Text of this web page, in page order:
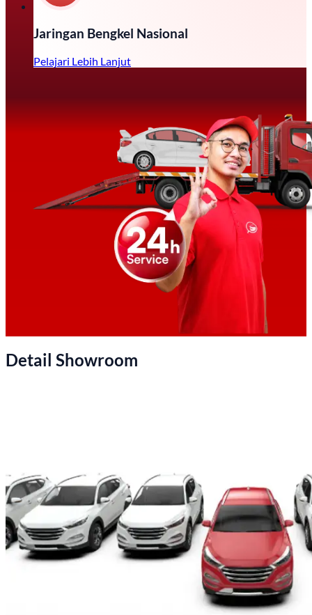
Jaringan Bengkel Nasional
Pelajari Lebih Lanjut
Detail Showroom